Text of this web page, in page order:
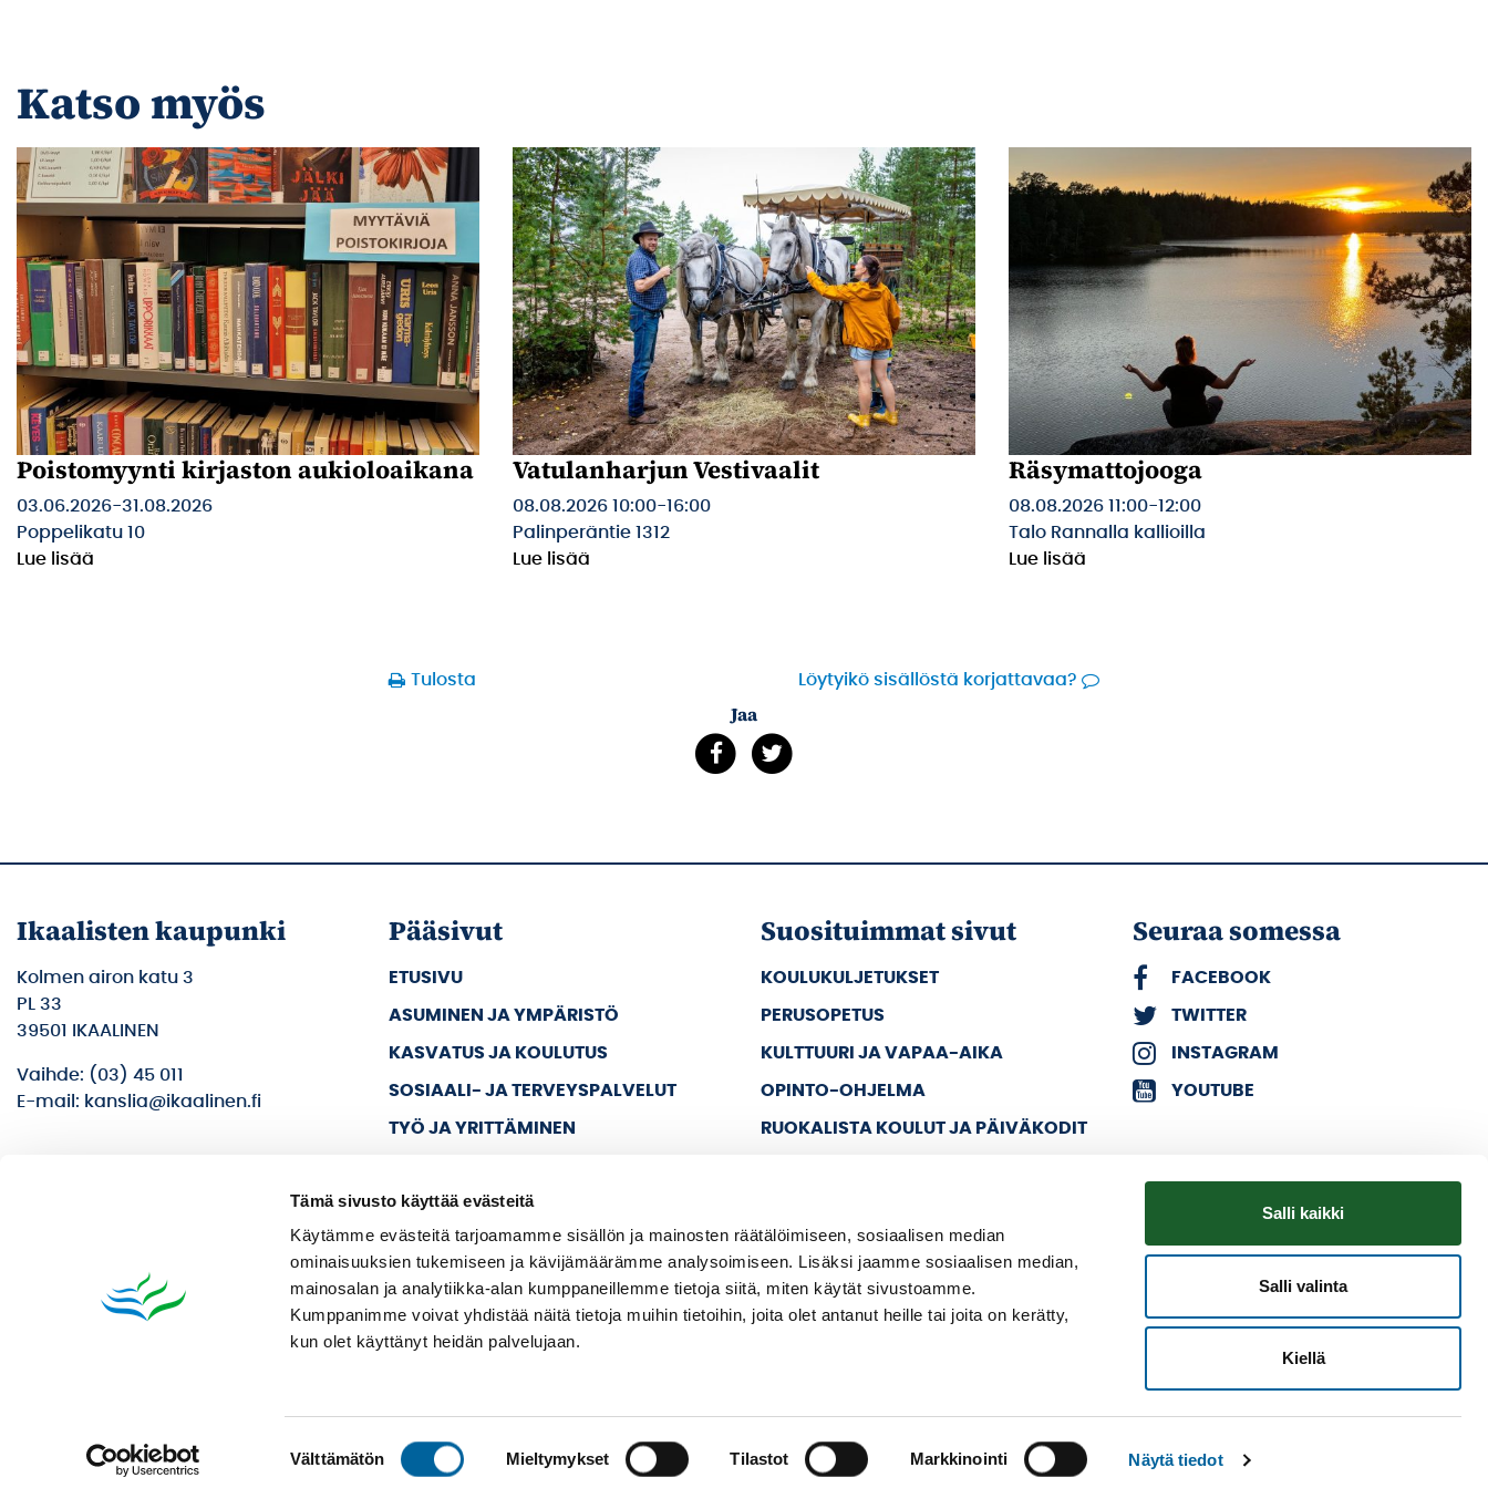
Tämä sivusto käyttää evästeitä
Käytämme evästeitä tarjoamamme sisällön ja mainosten räätälöimiseen, sosiaalisen median
ominaisuuksien tukemiseen ja kävijämäärämme analysoimiseen. Lisäksi jaamme sosiaalisen median,
mainosalan ja analytiikka-alan kumppaneillemme tietoja siitä, miten käytät sivustoamme.
Kumppanimme voivat yhdistää näitä tietoja muihin tietoihin, joita olet antanut heille tai joita on kerätty,
kun olet käyttänyt heidän palvelujaan.
Välttämätön Mieltymykset Tilastot Markkinointi Näytä tiedot
Salli kaikki
Salli valinta
Kiellä
Katso myös
Poistomyynti kirjaston aukioloaikana
03.06.2026-31.08.2026
Poppelikatu 10
Lue lisää
Vatulanharjun Vestivaalit
08.08.2026 10:00-16:00
Palinperäntie 1312
Lue lisää
Räsymattojooga
08.08.2026 11:00-12:00
Talo Rannalla kallioilla
Lue lisää
Tulosta Löytyikö sisällöstä korjattavaa?
Jaa
Ikaalisten kaupunki
Kolmen airon katu 3
PL 33
39501 IKAALINEN
Vaihde: (03) 45 011
E-mail: kanslia@ikaalinen.fi
Pääsivut
ETUSIVU
ASUMINEN JA YMPÄRISTÖ
KASVATUS JA KOULUTUS
SOSIAALI- JA TERVEYSPALVELUT
TYÖ JA YRITTÄMINEN
KAUPUNKI JA HALLINTO
Suosituimmat sivut
KOULUKULJETUKSET
PERUSOPETUS
KULTTUURI JA VAPAA-AIKA
OPINTO-OHJELMA
RUOKALISTA KOULUT JA PÄIVÄKODIT
Seuraa somessa
FACEBOOK
TWITTER
INSTAGRAM
YOUTUBE